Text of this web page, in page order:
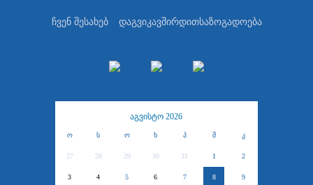
ჩვენ შესახებ დაგვიკავშირდითსაზოგადოება
აგვისტო 2026
ო ს ო ხ პ შ კ
27 28 29 30 31 1 2
3 4 5 6 7 8 9